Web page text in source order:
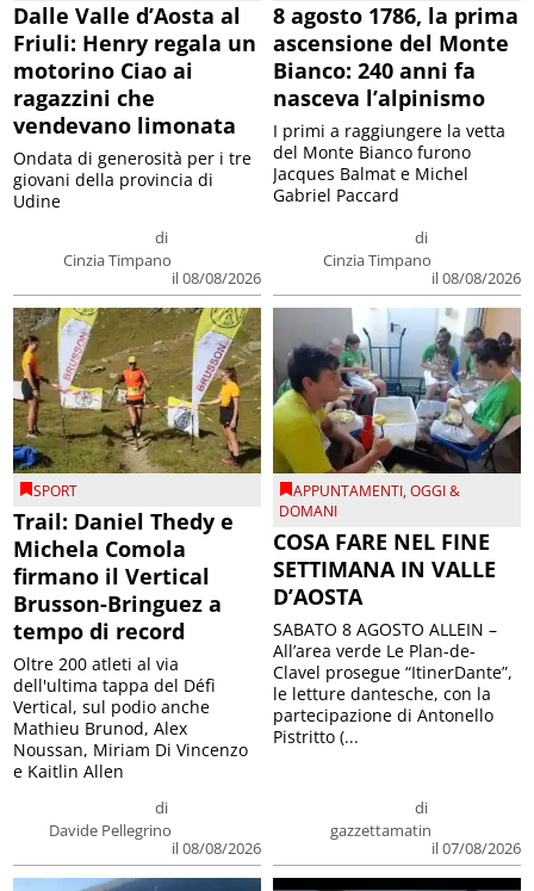
Dalle Valle d’Aosta al
Friuli: Henry regala un
motorino Ciao ai
ragazzini che
vendevano limonata
di
Cinzia Timpano
il 08/08/2026
Ondata di generosità per i tre
giovani della provincia di
Udine
8 agosto 1786, la prima
ascensione del Monte
Bianco: 240 anni fa
nasceva l’alpinismo
di
Cinzia Timpano
il 08/08/2026
I primi a raggiungere la vetta
del Monte Bianco furono
Jacques Balmat e Michel
Gabriel Paccard
SPORT
Trail: Daniel Thedy e
Michela Comola
firmano il Vertical
Brusson-Bringuez a
tempo di record
di
Davide Pellegrino
il 08/08/2026
Oltre 200 atleti al via
dell'ultima tappa del Défì
Vertical, sul podio anche
Mathieu Brunod, Alex
Noussan, Miriam Di Vincenzo
e Kaitlin Allen
APPUNTAMENTI,OGGI &
DOMANI
COSA FARE NEL FINE
SETTIMANA IN VALLE
D’AOSTA
di
gazzettamatin
il 07/08/2026
SABATO 8 AGOSTO ALLEIN –
All’area verde Le Plan-de-
Clavel prosegue “ItinerDante”,
le letture dantesche, con la
partecipazione di Antonello
Pistritto (...